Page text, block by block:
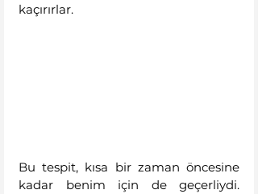
kaçırırlar.
Bu tespit, kısa bir zaman öncesine
kadar benim için de geçerliydi.